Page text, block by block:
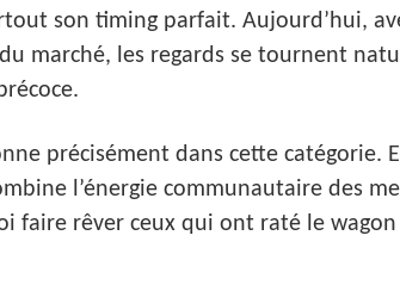
son timing parfait. Aujourd’hui,
marché, les regards se tournent
précisément dans cette catégorie.
l’énergie communautaire des
faire rêver ceux qui ont raté le